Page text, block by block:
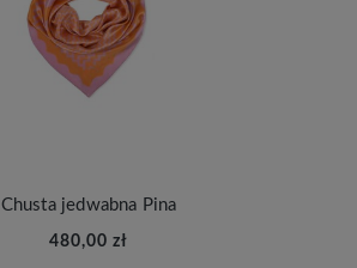
Chusta jedwabna Pina
480,00 zł